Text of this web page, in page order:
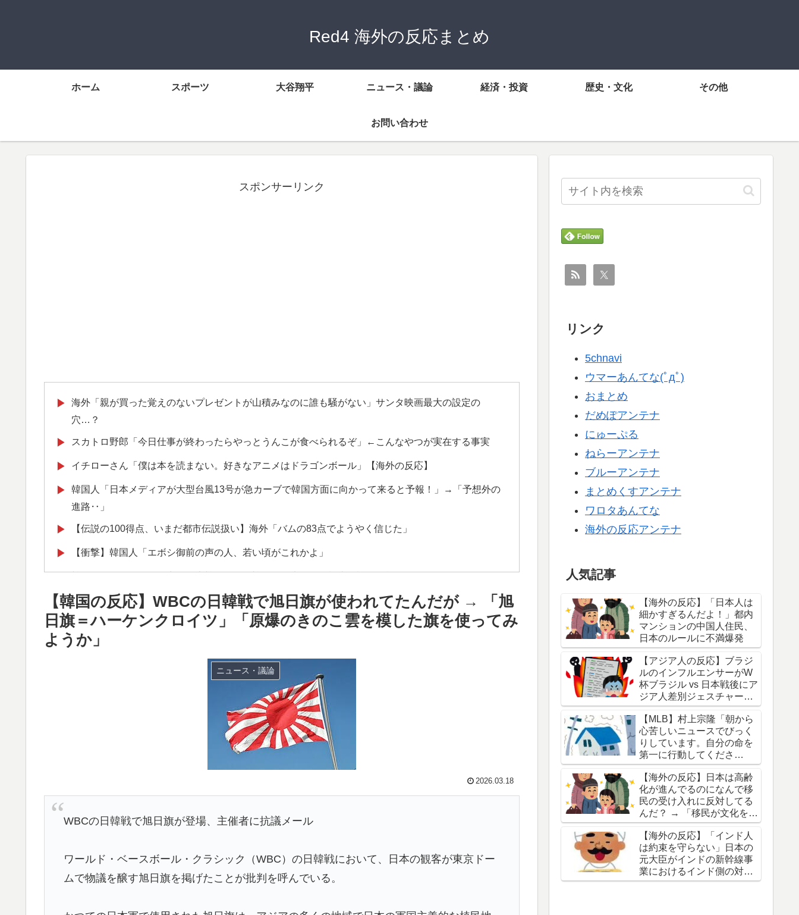
Red4 海外の反応まとめ
ホーム スポーツ 大谷翔平 ニュース・議論 経済・投資 歴史・文化 その他
お問い合わせ
スポンサーリンク
▶
海外「親が買った覚えのないプレゼントが山積みなのに誰も騒がない」サンタ映画最大の設定の
穴…？
▶ スカトロ野郎「今日仕事が終わったらやっとうんこが食べられるぞ」←こんなやつが実在する事実
▶ イチローさん「僕は本を読まない。好きなアニメはドラゴンボール」【海外の反応】
▶
韓国人「日本メディアが大型台風13号が急カーブで韓国方面に向かって来ると予報！」→「予想外の
進路‥」
▶ 【伝説の100得点、いまだ都市伝説扱い】海外「バムの83点でようやく信じた」
▶ 【衝撃】韓国人「エボシ御前の声の人、若い頃がこれかよ」
韓国人「フランスの有力紙も大韓サッカー協会前代未聞の不祥事を詳細に報道！」→「国際的スキャ
ンダルに発展してしまう‥」
▶ 軽飛行機が屋根すれすれを抜けて飛行場へ、車輪を出さないまま胴体着陸「これよりひどい着陸なら
山ほど見てきた」【海外の反応】
大地震が起きても手術をやり遂げる日本の医療チーム、海外でも凄すぎると絶賛
ぺこぱ松蔭寺「みんな右とか左とか拘りすぎ。思想関係なく応援しようよ」
韓国が独自開発したと自慢する甘いトマト、実はそこら辺のトマトに砂糖水を注入していただけなの
「1個9,983キロカロリー、成人が4〜5日かけて食べる量」店名は『心臓発作グリル』、そこで本当に
心臓発作が起きた日
▶ 海外「海外発祥なのに、今では日本で定着してるものって何？その逆も教えて！」（海外の反応）
海外「全部日本の真似だったのか…」 日本の普通のテレビ番組が最新SNSの数十年先を行っていたと
話題に
【韓国の反応】WBCの日韓戦で旭日旗が使われてたんだが → 「旭
日旗＝ハーケンクロイツ」「原爆のきのこ雲を模した旗を使ってみ
ようか」
ニュース・議論
2026.03.18
WBCの日韓戦で旭日旗が登場、主催者に抗議メール
ワールド・ベースボール・クラシック（WBC）の日韓戦において、日本の観客が東京ドー
ムで物議を醸す旭日旗を掲げたことが批判を呼んでいる。
リンク
5chnavi
ウマーあんてな(ﾟдﾟ)
おまとめ
だめぽアンテナ
にゅーぷる
ねらーアンテナ
ブルーアンテナ
まとめくすアンテナ
ワロタあんてな
海外の反応アンテナ
人気記事
【海外の反応】「日本人は
細かすぎるんだよ！」都内
マンションの中国人住民、
日本のルールに不満爆発
【アジア人の反応】ブラジ
ルのインフルエンサーがW
杯ブラジル vs 日本戦後にア
ジア人差別ジェスチャーし
ている写真を投稿して炎上
中
【MLB】村上宗隆「朝から
心苦しいニュースでびっく
りしています。自分の命を
第一に行動してくださ
い。」 → 「本当に胸が痛
む」「最近大きな地震が多
くないか？」
【海外の反応】日本は高齢
化が進んでるのになんで移
民の受け入れに反対してる
んだ？ → 「移民が文化を破
壊すると思ってるからな」
「他国の失敗を見てきたか
らだろ」
【海外の反応】「インド人
は約束を守らない」日本の
元大臣がインドの新幹線事
業におけるインド側の対応
を批判